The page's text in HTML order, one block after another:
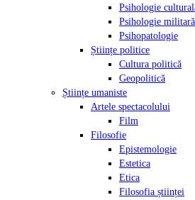
Psihologie
Psihologie militară
Psihopatologie
Științe politice
Cultura politică
Geopolitică
Științe umaniste
Artele spectacolului
Film
Filosofie
Epistemologie
Estetica
Etica
Filosofia științei